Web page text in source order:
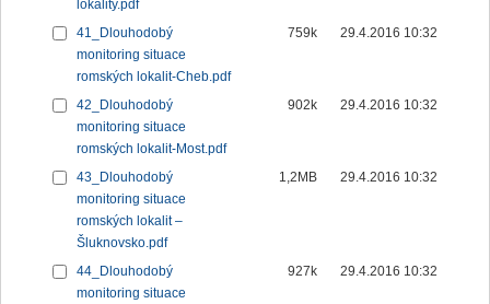
lokality.pdf
41_Dlouhodobý
monitoring situace
romských lokalit-Cheb.pdf
759k 29.4.2016 10:32
42_Dlouhodobý
monitoring situace
romských lokalit-Most.pdf
902k 29.4.2016 10:32
43_Dlouhodobý
monitoring situace
romských lokalit –
Šluknovsko.pdf
1,2MB 29.4.2016 10:32
44_Dlouhodobý
monitoring situace
927k 29.4.2016 10:32